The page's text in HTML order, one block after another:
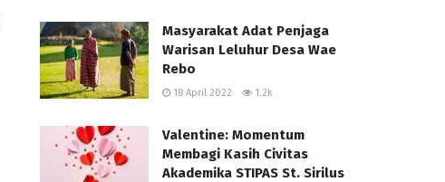
Masyarakat Adat Penjaga
Warisan Leluhur Desa Wae
Rebo
18 April 2022 1.2k
Valentine: Momentum
Membagi Kasih Civitas
Akademika STIPAS St. Sirilus